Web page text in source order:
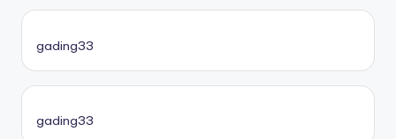
gading33
gading33